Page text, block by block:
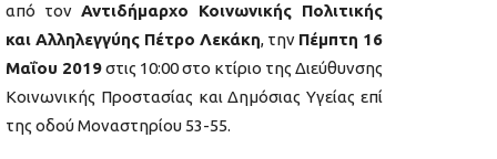
από τον Αντιδήμαρχο Κοινωνικής Πολιτικής
και Αλληλεγγύης Πέτρο Λεκάκη, την Πέμπτη 16
Μαΐου 2019στις 10:00 στο κτίριο της Διεύθυνσης
Κοινωνικής Προστασίας και Δημόσιας Υγείας επί
της οδού Μοναστηρίου 53-55.